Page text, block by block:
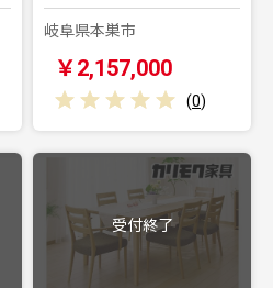
岐阜県本巣市
￥2,157,000
(0)
受付終了